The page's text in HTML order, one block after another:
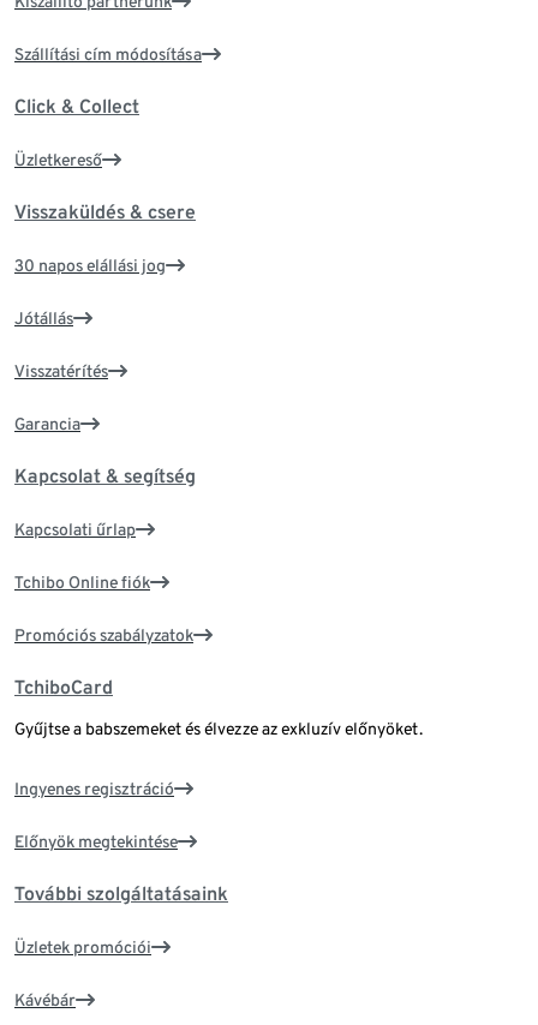
Szállítási cím módosítása
Click & Collect
Üzletkereső
Visszaküldés & csere
30 napos elállási jog
Jótállás
Visszatérítés
Garancia
Kapcsolat & segítség
Kapcsolati űrlap
Tchibo Online fiók
Promóciós szabályzatok
TchiboCard
Gyűjtse a babszemeket és élvezze az exkluzív előnyöket.
Ingyenes regisztráció
Előnyök megtekintése
További szolgáltatásaink
Üzletek promóciói
Kávébár